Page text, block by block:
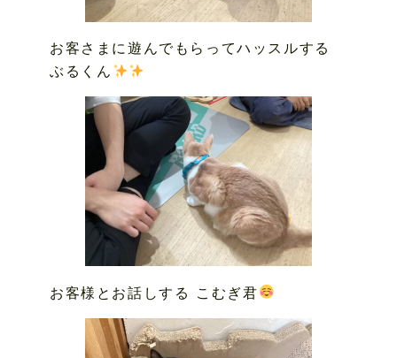
お客さまに遊んでもらってハッスルする
ぶるくん
お客様とお話しする こむぎ君